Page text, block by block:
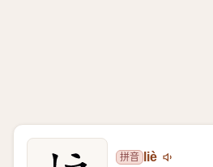
拼音 liè